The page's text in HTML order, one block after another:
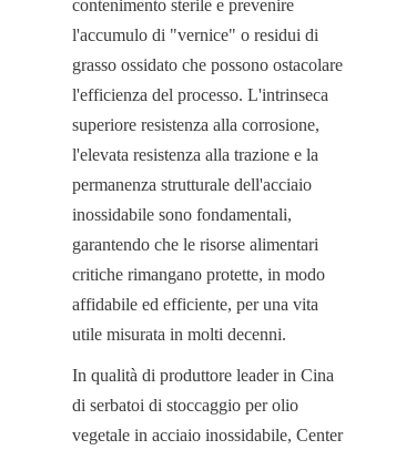
contenimento sterile e prevenire
l'accumulo di "vernice" o residui di
grasso ossidato che possono ostacolare
l'efficienza del processo. L'intrinseca
superiore resistenza alla corrosione,
l'elevata resistenza alla trazione e la
permanenza strutturale dell'acciaio
inossidabile sono fondamentali,
garantendo che le risorse alimentari
critiche rimangano protette, in modo
affidabile ed efficiente, per una vita
utile misurata in molti decenni.
In qualità di produttore leader in Cina
di serbatoi di stoccaggio per olio
vegetale in acciaio inossidabile, Center